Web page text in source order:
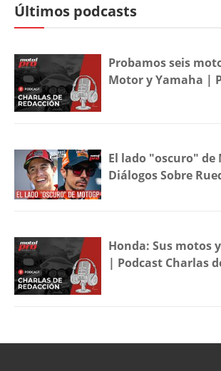
Últimos podcasts
Probamos seis
Motor y Yamaha |
El lado "oscuro" de
Diálogos Sobre
Honda: Sus motos
| Podcast Charlas